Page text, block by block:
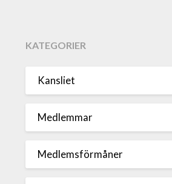
KATEGORIER
Kansliet
Medlemmar
Medlemsförmåner